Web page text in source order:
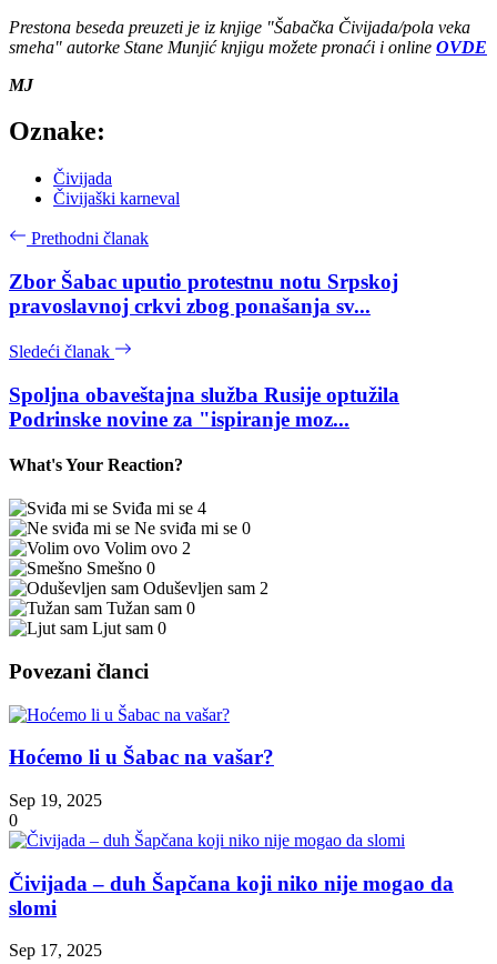
Prestona beseda preuzeti je iz knjige "Šabačka Čivijada/pola veka
smeha" autorke Stane Munjić knjigu možete pronaći i online OVDE
MJ
Oznake:
Čivijada
Čivijaški karneval
Prethodni članak
Zbor Šabac uputio protestnu notu Srpskoj
pravoslavnoj crkvi zbog ponašanja sv...
Sledeći članak
Spoljna obaveštajna služba Rusije optužila
Podrinske novine za "ispiranje moz...
What's Your Reaction?
Sviđa mi se 4
Ne sviđa mi se 0
Volim ovo 2
Smešno 0
Oduševljen sam 2
Tužan sam 0
Ljut sam 0
Povezani članci
Hoćemo li u Šabac na vašar?
Sep 19, 2025
0
Čivijada – duh Šapčana koji niko nije mogao da
slomi
Sep 17, 2025